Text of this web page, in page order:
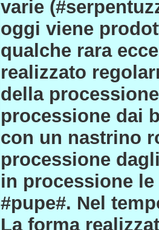
varie
oggi viene
qualche rara
realizzato
della
processione dai
con un nastrino
processione
in processione
#pupe#. Nel
La forma